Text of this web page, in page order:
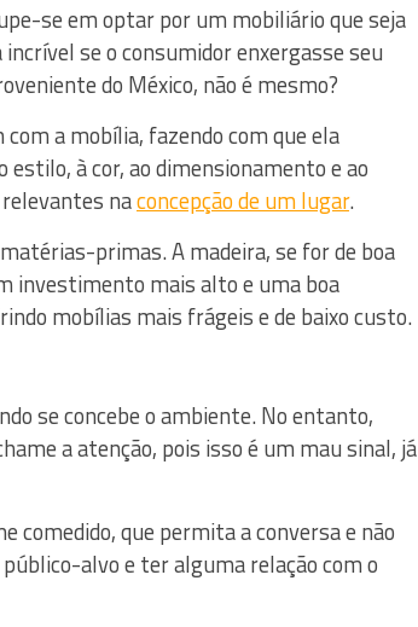
se em optar por um mobiliário que seja
se o consumidor enxergasse seu
do México, não é mesmo?
a mobília, fazendo com que ela
à cor, ao dimensionamento e ao
naconcepção de um lugar.
primas. A madeira, se for de boa
investimento mais alto e uma boa
mobílias mais frágeis e de baixo custo.
se concebe o ambiente. No entanto,
a atenção, pois isso é um mau sinal, já
comedido, que permita a conversa e não
alvo e ter alguma relação com o